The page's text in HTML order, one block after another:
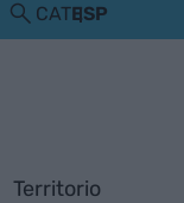
CATESP
Territorio